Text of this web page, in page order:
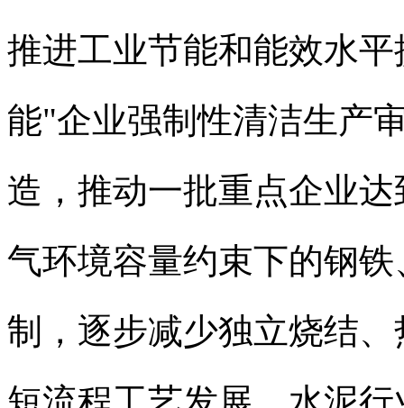
推进工业节能和能效水
能"企业强制性清洁生产
造，推动一批重点企业
气环境容量约束下的钢
制，逐步减少独立烧结